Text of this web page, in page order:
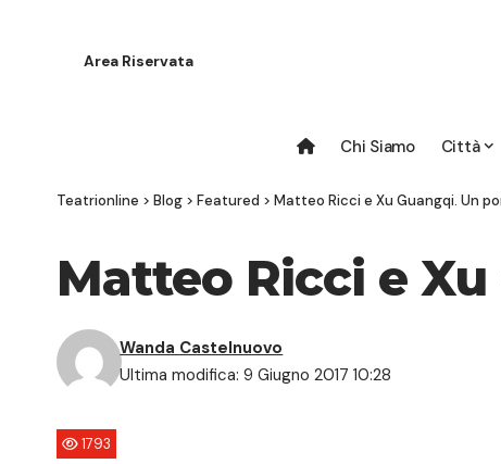
Area Riservata
Chi Siamo Città
Teatrionline > Blog > Featured > Matteo Ricci e Xu Guangqi. Un
Matteo Ricci e
Ultima modifica: 9 Giugno 2017 10:28
Wanda Castelnuovo
1793